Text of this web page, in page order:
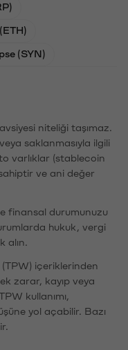
(SYN)
niteliği taşımaz.
saklanmasıyla ilgili
varlıklar (stablecoin
ve ani değer
finansal durumunuzu
hukuk, vergi
alın.
içeriklerinden
zarar, kayıp veya
kullanımı,
yol açabilir. Bazı